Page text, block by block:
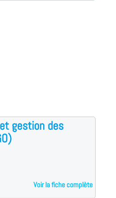
gestion des
Voir la fiche complète